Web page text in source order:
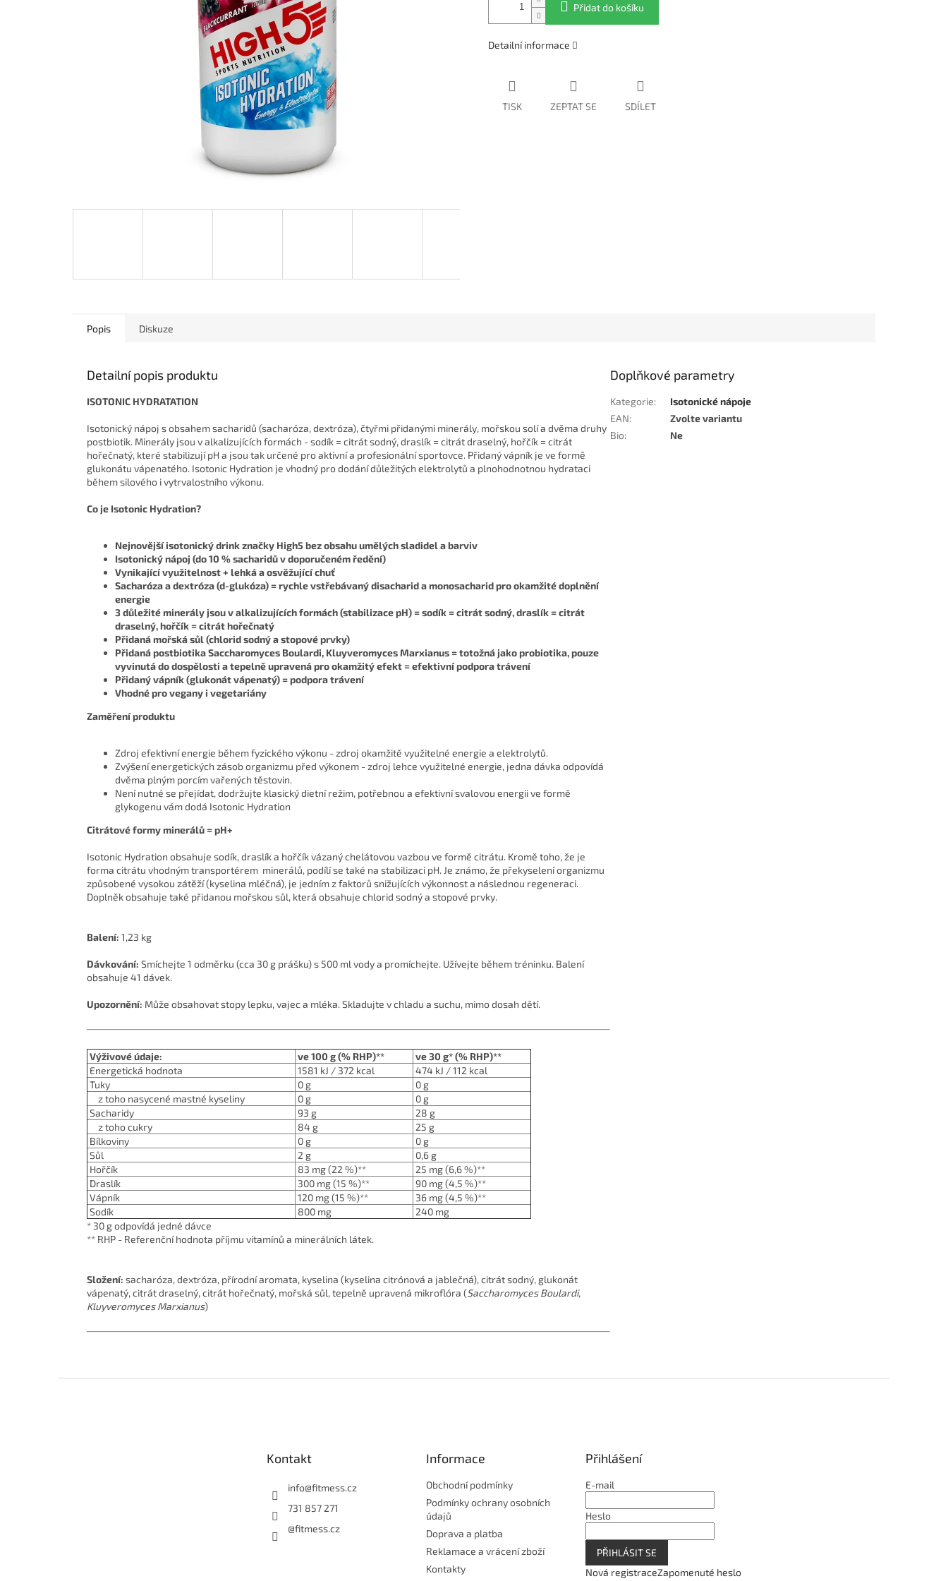
Přidat do košíku
Detailní informace
TISK ZEPTAT SE SDÍLET
Popis Diskuze
Detailní popis produktu
ISOTONIC HYDRATATION
Isotonický nápoj s obsahem sacharidů (sacharóza, dextróza), čtyřmi přidanými minerály, mořskou solí a dvěma druhy
postbiotik. Minerály jsou v alkalizujících formách - sodík = citrát sodný, draslík = citrát draselný, hořčík = citrát
hořečnatý, které stabilizují pH a jsou tak určené pro aktivní a profesionální sportovce. Přidaný vápník je ve formě
glukonátu vápenatého. Isotonic Hydration je vhodný pro dodání důležitých elektrolytů a plnohodnotnou hydrataci
během silového i vytrvalostního výkonu.
Co je Isotonic Hydration?
Nejnovější isotonický drink značky High5 bez obsahu umělých sladidel a barviv
Isotonický nápoj (do 10 % sacharidů v doporučeném ředění)
Vynikající využitelnost + lehká a osvěžující chuť
Sacharóza a dextróza (d-glukóza) = rychle vstřebávaný disacharid a monosacharid pro okamžité doplnění
energie
3 důležité minerály jsou v alkalizujících formách (stabilizace pH) = sodík = citrát sodný, draslík = citrát
draselný, hořčík = citrát hořečnatý
Přidaná mořská sůl (chlorid sodný a stopové prvky)
Přidaná postbiotika Saccharomyces Boulardi, Kluyveromyces Marxianus = totožná jako probiotika, pouze
vyvinutá do dospělosti a tepelně upravená pro okamžitý efekt = efektivní podpora trávení
Přidaný vápník (glukonát vápenatý) = podpora trávení
Vhodné pro vegany i vegetariány
Zaměření produktu
Zdroj efektivní energie během fyzického výkonu - zdroj okamžitě využitelné energie a elektrolytů.
Zvýšení energetických zásob organizmu před výkonem - zdroj lehce využitelné energie, jedna dávka odpovídá
dvěma plným porcím vařených těstovin.
Není nutné se přejídat, dodržujte klasický dietní režim, potřebnou a efektivní svalovou energii ve formě
glykogenu vám dodá Isotonic Hydration
Citrátové formy minerálů = pH+
Isotonic Hydration obsahuje sodík, draslík a hořčík vázaný chelátovou vazbou ve formě citrátu. Kromě toho, že je
forma citrátu vhodným transportérem minerálů, podílí se také na stabilizaci pH. Je známo, že překyselení organizmu
způsobené vysokou zátěží (kyselina mléčná), je jedním z faktorů snižujících výkonnost a následnou regeneraci.
Doplněk obsahuje také přidanou mořskou sůl, která obsahuje chlorid sodný a stopové prvky.
Balení: 1,23 kg
Dávkování: Smíchejte 1 odměrku (cca 30 g prášku) s 500 ml vody a promíchejte. Užívejte během tréninku. Balení
obsahuje 41 dávek.
Upozornění: Může obsahovat stopy lepku, vajec a mléka. Skladujte v chladu a suchu, mimo dosah dětí.
Výživové údaje: ve 100 g (% RHP)**
ve 30 g* (% RHP)**
Energetická hodnota
1581 kJ / 372 kcal
474 kJ / 112 kcal
Tuky
0 g
0 g
z toho nasycené mastné kyseliny
0 g
0 g
Sacharidy
93 g
28 g
z toho cukry
84 g
25 g
Bílkoviny
0 g
0 g
Sůl
2 g
0,6 g
Hořčík
83 mg (22 %)**
25 mg (6,6 %)**
Draslík
300 mg (15 %)**
90 mg (4,5 %)**
Vápník
120 mg (15 %)**
36 mg (4,5 %)**
Sodík
800 mg
240 mg
* 30 g odpovídá jedné dávce
** RHP - Referenční hodnota příjmu vitamínů a minerálních látek.
Složení: sacharóza, dextróza, přírodní aromata, kyselina (kyselina citrónová a jablečná), citrát sodný, glukonát
vápenatý, citrát draselný, citrát hořečnatý, mořská sůl, tepelně upravená mikroflóra (Saccharomyces Boulardi,
Kluyveromyces Marxianus)
Doplňkové parametry
Kategorie:
Isotonické nápoje
EAN:
Zvolte variantu
Bio: Ne
Kontakt
info@fitmess.cz
731 857 271
@fitmess.cz
Informace
Obchodní podmínky
Podmínky ochrany osobních
údajů
Doprava a platba
Reklamace a vrácení zboží
Kontakty
Přihlášení
E-mail
Heslo
PŘIHLÁSIT SE
Nová registraceZapomenuté heslo